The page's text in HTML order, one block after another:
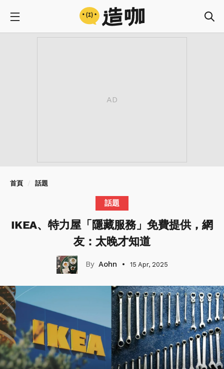
首頁 話題
話題
IKEA、特力屋「隱藏服務」免費提供，網
友：太晚才知道
Aohn 15 Apr, 2025